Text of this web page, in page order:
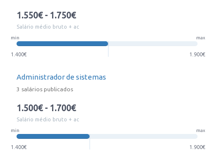
1.550€ - 1.750€
Salário médio bruto + ac
min max
1.400€ 1.900€
Administrador de sistemas
3 salários publicados
1.500€ - 1.700€
Salário médio bruto + ac
min max
1.400€ 1.900€